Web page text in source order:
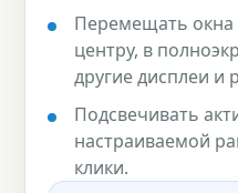
Перемещать окна
центру, в
другие дисплеи и
Подсвечивать
настраиваемой
клики.